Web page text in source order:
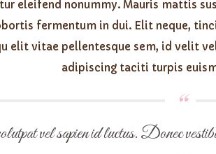
eleifend nonummy. Mauris mattis
fermentum in dui. Elit neque,
elit vitae pellentesque sem, id velit
adipiscing taciti turpis
vel sapien id luctus. Donec